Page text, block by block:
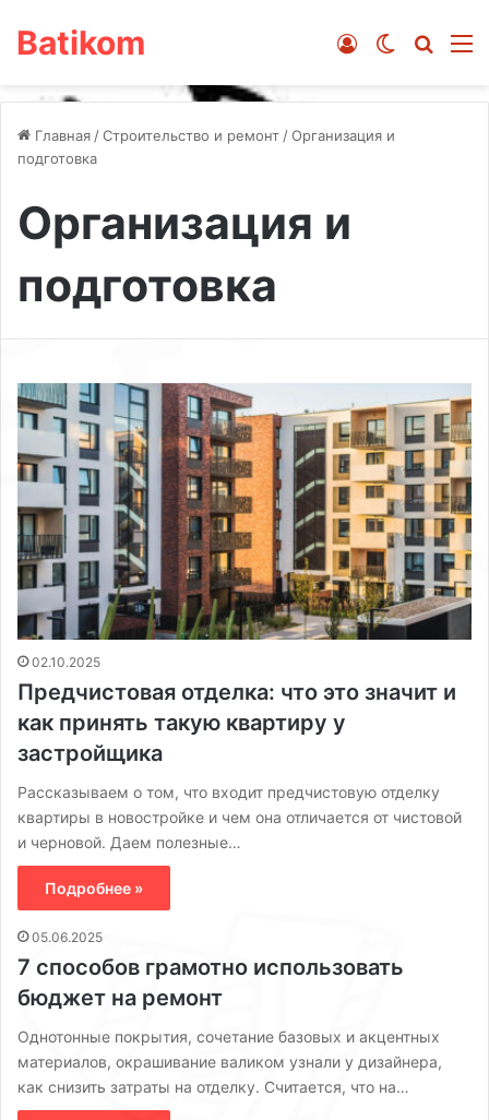
Batikom Switch skin
Войти
Главная /Строительство и ремонт /Организация и
подготовка
Организация и
подготовка
02.10.2025
Предчистовая отделка: что это значит и
как принять такую квартиру у
застройщика
Рассказываем о том, что входит предчистовую отделку
квартиры в новостройке и чем она отличается от чистовой
и черновой. Даем полезные…
Подробнее »
05.06.2025
7 способов грамотно использовать
бюджет на ремонт
Однотонные покрытия, сочетание базовых и акцентных
материалов, окрашивание валиком узнали у дизайнера,
как снизить затраты на отделку. Считается, что на…